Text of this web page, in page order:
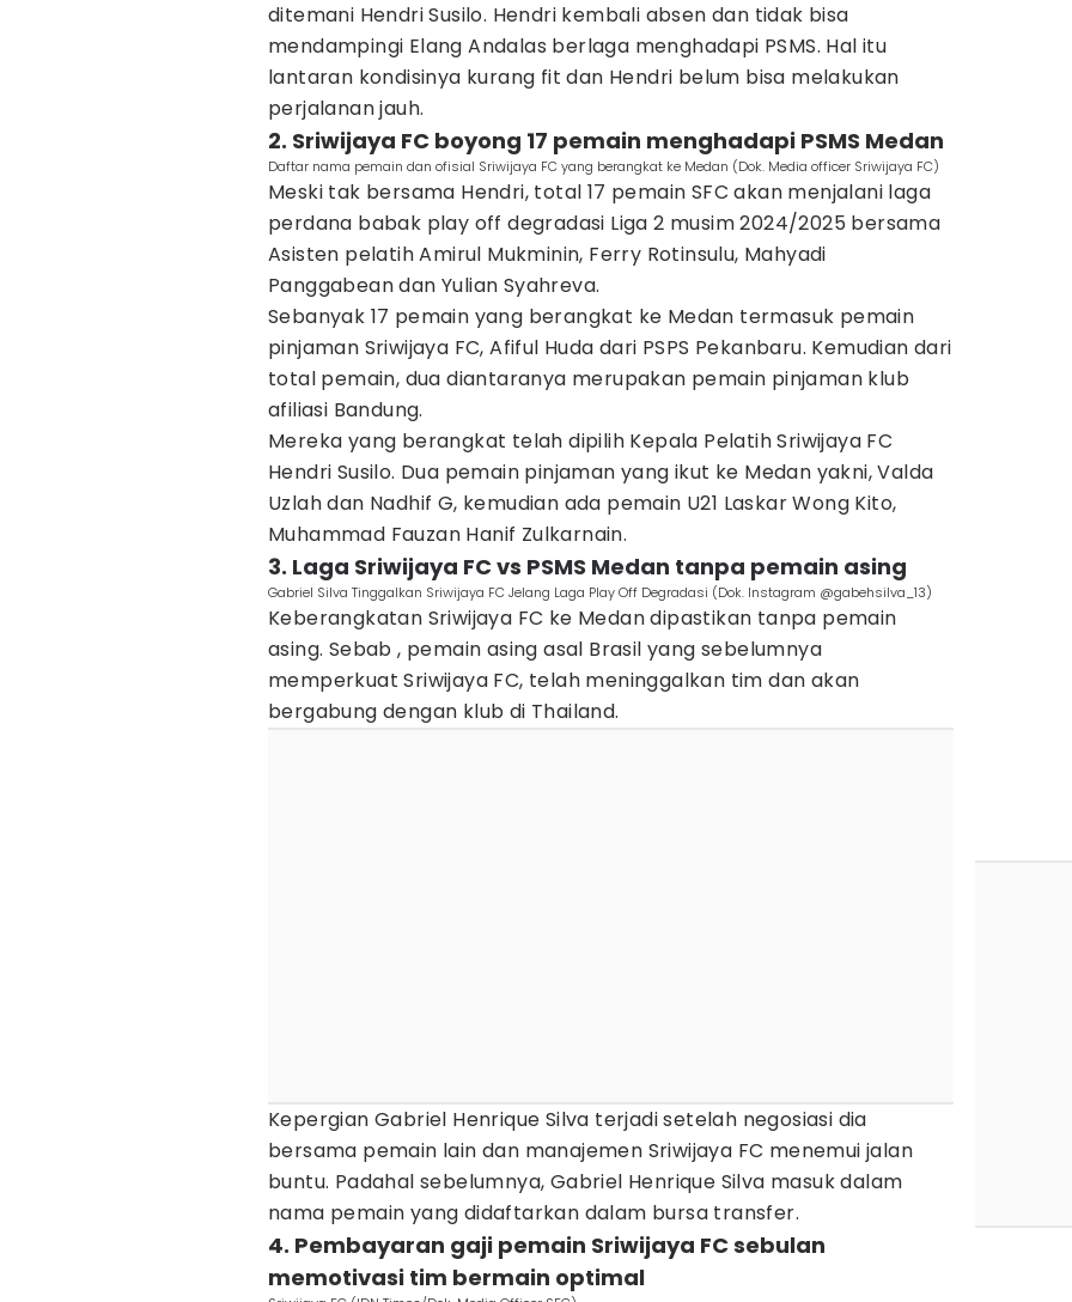
ditemani Hendri Susilo. Hendri kembali absen dan tidak bisa
mendampingi Elang Andalas berlaga menghadapi PSMS. Hal itu
lantaran kondisinya kurang fit dan Hendri belum bisa melakukan
perjalanan jauh.
2. Sriwijaya FC boyong 17 pemain menghadapi PSMS Medan
Daftar nama pemain dan ofisial Sriwijaya FC yang berangkat ke Medan (Dok. Media officer Sriwijaya FC)
Meski tak bersama Hendri, total 17 pemain SFC akan menjalani laga
perdana babak play off degradasi Liga 2 musim 2024/2025 bersama
Asisten pelatih Amirul Mukminin, Ferry Rotinsulu, Mahyadi
Panggabean dan Yulian Syahreva.
Sebanyak 17 pemain yang berangkat ke Medan termasuk pemain
pinjaman Sriwijaya FC, Afiful Huda dari PSPS Pekanbaru. Kemudian dari
total pemain, dua diantaranya merupakan pemain pinjaman klub
afiliasi Bandung.
Mereka yang berangkat telah dipilih Kepala Pelatih Sriwijaya FC
Hendri Susilo. Dua pemain pinjaman yang ikut ke Medan yakni, Valda
Uzlah dan Nadhif G, kemudian ada pemain U21 Laskar Wong Kito,
Muhammad Fauzan Hanif Zulkarnain.
3. Laga Sriwijaya FC vs PSMS Medan tanpa pemain asing
Gabriel Silva Tinggalkan Sriwijaya FC Jelang Laga Play Off Degradasi (Dok. Instagram @gabehsilva_13)
Keberangkatan Sriwijaya FC ke Medan dipastikan tanpa pemain
asing. Sebab , pemain asing asal Brasil yang sebelumnya
memperkuat Sriwijaya FC, telah meninggalkan tim dan akan
bergabung dengan klub di Thailand.
Kepergian Gabriel Henrique Silva terjadi setelah negosiasi dia
bersama pemain lain dan manajemen Sriwijaya FC menemui jalan
buntu. Padahal sebelumnya, Gabriel Henrique Silva masuk dalam
nama pemain yang didaftarkan dalam bursa transfer.
4. Pembayaran gaji pemain Sriwijaya FC sebulan
memotivasi tim bermain optimal